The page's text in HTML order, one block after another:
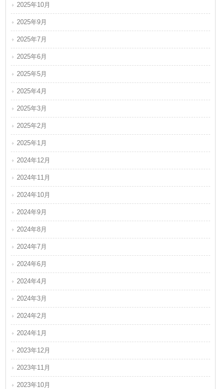
2025年10月
2025年9月
2025年7月
2025年6月
2025年5月
2025年4月
2025年3月
2025年2月
2025年1月
2024年12月
2024年11月
2024年10月
2024年9月
2024年8月
2024年7月
2024年6月
2024年4月
2024年3月
2024年2月
2024年1月
2023年12月
2023年11月
2023年10月